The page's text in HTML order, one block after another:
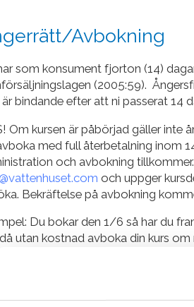
Avbokning
som konsument fjorton (14)
(2005:59).
är bindande efter att ni passerat 14
Om kursen är påbörjad gäller inte
med full återbetalning inom
och avbokning
och uppger
Bekräftelse på avbokning
Du bokar den 1/6 så har du
utan kostnad avboka din kurs
För att utöva sin ångerrätt
det är 14 dagar eller mindre
gäller följande: